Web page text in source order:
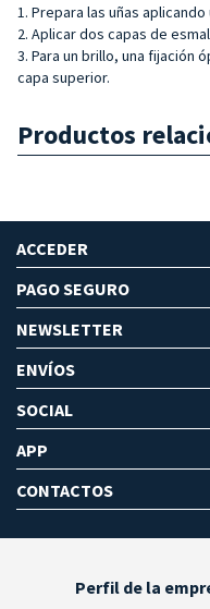
1. Prepara las uñas aplicando
2. Aplicar dos capas de
3. Para un brillo, una fijación
capa superior.
Productos
ACCEDER
PAGO SEGURO
NEWSLETTER
ENVÍOS
SOCIAL
APP
CONTACTOS
Perfil de la